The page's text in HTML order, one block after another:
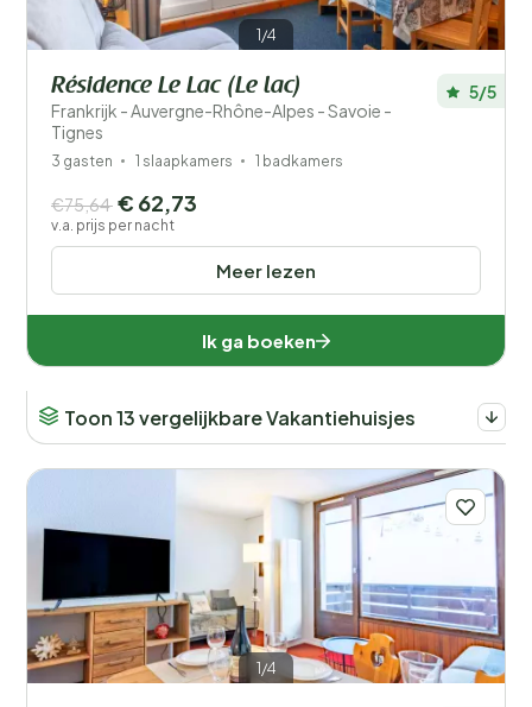
1/4
Résidence Le Lac (Le lac)
Frankrijk - Auvergne-Rhône-Alpes - Savoie -
Tignes
5/5
3 gasten 1 slaapkamers 1 badkamers
Meer lezen
€75,64 € 62,73
v.a. prijs per nacht
Ik ga boeken
Toon 13 vergelijkbare Vakantiehuisjes
1/4